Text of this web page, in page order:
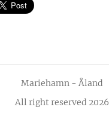
Mariehamn - Åland
All right reserved 2026